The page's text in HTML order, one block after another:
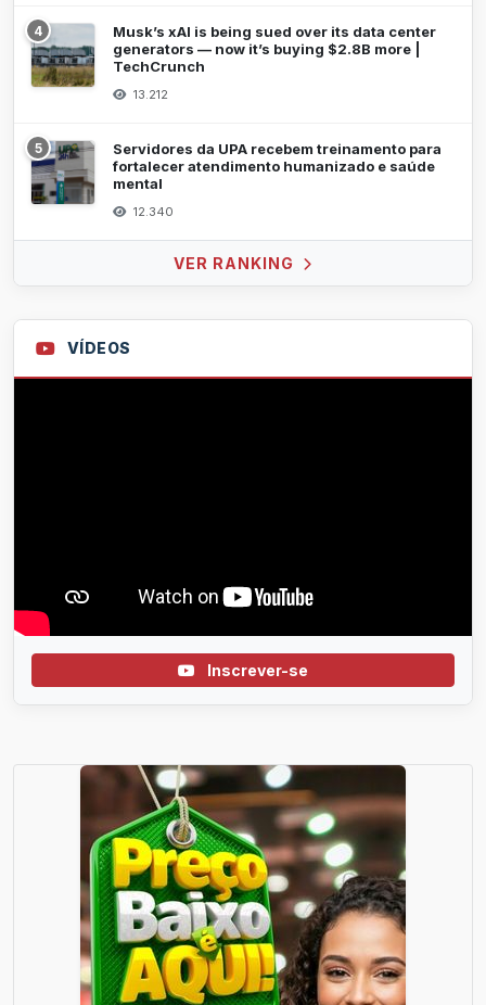
4
Musk’s xAI is being sued over its data center
generators — now it’s buying $2.8B more |
TechCrunch
13.212
5
Servidores da UPA recebem treinamento para
fortalecer atendimento humanizado e saúde
mental
12.340
VER RANKING
VÍDEOS
Inscrever-se